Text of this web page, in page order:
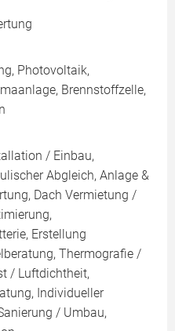
Photovoltaik,
Brennstoffzelle,
/ Einbau,
Abgleich, Anlage &
Dach Vermietung /
Erstellung
Thermografie /
/ Luftdichtheit,
Individueller
/ Umbau,